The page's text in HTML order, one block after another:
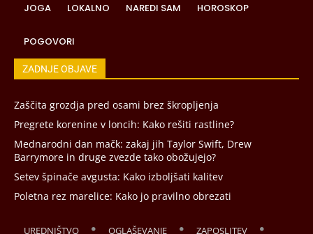
JOGA LOKALNO NAREDI SAM HOROSKOP
POGOVORI
ZADNJE OBJAVE
Zaščita grozdja pred osami brez škropljenja
Pregrete korenine v loncih: Kako rešiti rastline?
Mednarodni dan mačk: zakaj jih Taylor Swift, Drew
Barrymore in druge zvezde tako obožujejo?
Setev špinače avgusta: Kako izboljšati kalitev
Poletna rez marelice: Kako jo pravilno obrezati
UREDNIŠTVO OGLAŠEVANJE ZAPOSLITEV